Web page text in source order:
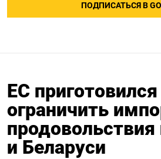
ПОДПИСАТЬСЯ В
ЕС приготовился
ограничить
продовольствия
и Беларуси